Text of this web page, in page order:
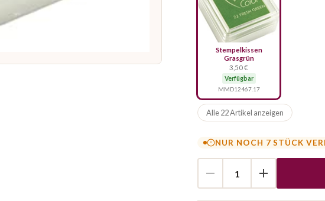
Stempelkissen
Grasgrün
3,50 €
Verfügbar
MMD12467.17
Alle 22 Artikel anzeigen
NUR NOCH 7 STÜCK